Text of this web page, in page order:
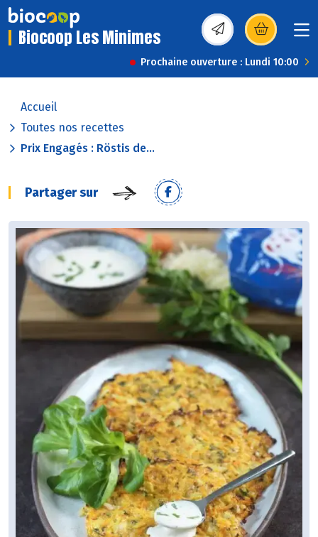
Biocoop Les Minimes (s’ouvre dans une
Prochaine ouverture : Lundi 10:00
Accueil
Toutes nos recettes
Prix Engagés : Röstis de...
Partager sur